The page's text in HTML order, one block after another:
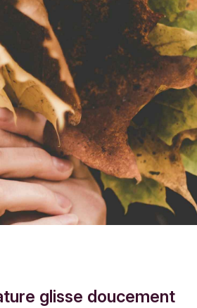
glisse doucement